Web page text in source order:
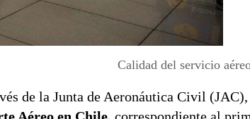
Calidad del servicio
de la Junta de Aeronáutica Civil